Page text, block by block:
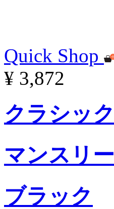
Quick Shop
¥ 3,872
クラシッ
マンスリ
ブラック